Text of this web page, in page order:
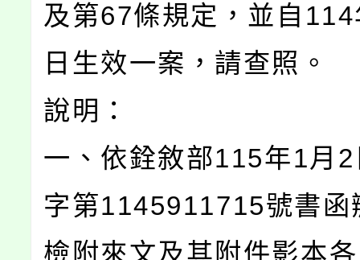
及第67條規定，並自
日生效一案，請查照。
說明：
一、依銓敘部115年1月
字第1145911715號書函
檢附來文及其附件影本